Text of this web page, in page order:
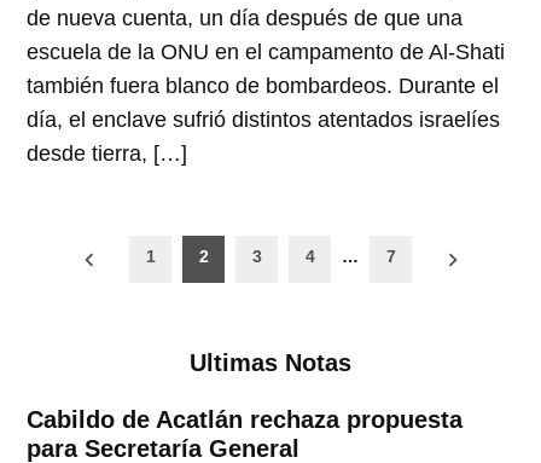
de nueva cuenta, un día después de que una
escuela de la ONU en el campamento de Al-Shati
también fuera blanco de bombardeos. Durante el
día, el enclave sufrió distintos atentados israelíes
desde tierra, […]
Paginación
1 2 3 4 … 7
Ultimas Notas
Cabildo de Acatlán rechaza propuesta
para Secretaría General